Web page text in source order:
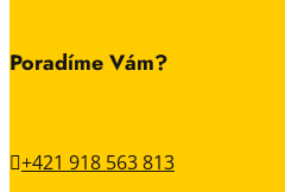
Poradíme Vám?
+421 918 563 813